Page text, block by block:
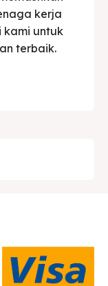
kerja
kami untuk
terbaik.